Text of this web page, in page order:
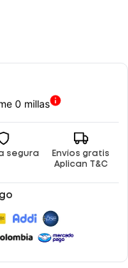
0 millas
segura
Envíos gratis
Aplican T&C